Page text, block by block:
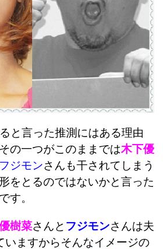
と言った推測にはある理由
の一つがこのままでは木下優
フジモンさんも干されてしまう
をとるのではないかと言った
す。
樹菜さんと フジモンさんは夫
いますからそんなイメージの